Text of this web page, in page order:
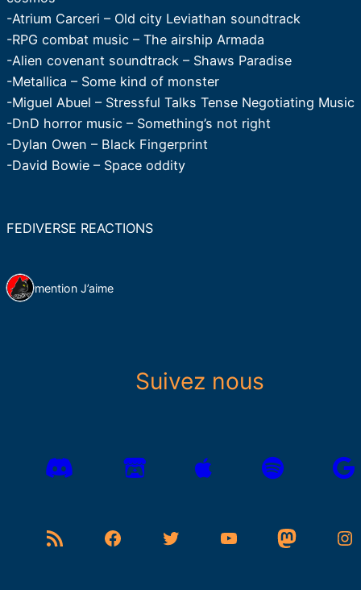
-Atrium Carceri – Old city Leviathan soundtrack
-RPG combat music – The airship Armada
-Alien covenant soundtrack – Shaws Paradise
-Metallica – Some kind of monster
-Miguel Abuel – Stressful Talks Tense Negotiating Music
-DnD horror music – Something’s not right
-Dylan Owen – Black Fingerprint
-David Bowie – Space oddity
FEDIVERSE REACTIONS
1 mention J’aime
Suivez nous
Flux RSS Facebook Twitter YouTube Mastodon Instagram